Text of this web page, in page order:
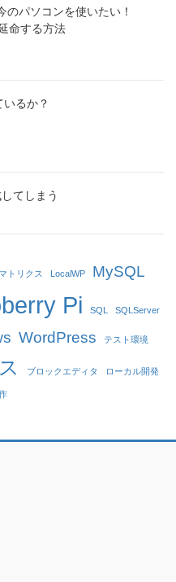
パソコンを使いたい！
命する方法
るか？
てしまう
トリクス LocalWP MySQL
Pi SQL SQLServer
WordPress テスト環境
ブロックエディタ ローカル開発